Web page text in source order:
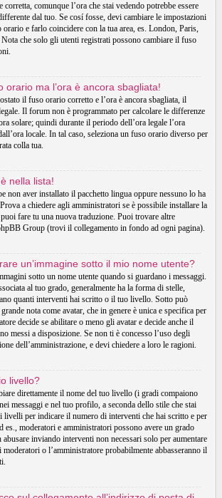
corretta, comunque l’ora che stai vedendo potrebbe essere
dal tuo. Se cosí fosse, devi cambiare le impostazioni
e farlo coincidere con la tua area, es. London, Paris,
che solo gli utenti registrati possono cambiare il fuso
orario ma l’ora è ancora sbagliata!
il fuso orario corretto e l’ora è ancora sbagliata, il
Il forum non è programmato per calcolare le differenze
solare; quindi durante il periodo dell’ora legale l’ora
locale. In tal caso, seleziona un fuso orario diverso per
colla tua.
nella lista!
non aver installato il pacchetto lingua oppure nessuno lo ha
a chiedere agli amministratori se è possibile installare la
fare tu una nuova traduzione. Puoi trovare altre
Group (trovi il collegamento in fondo ad ogni pagina).
un’immagine sotto il mio nome utente?
sotto un nome utente quando si guardano i messaggi.
al tuo grado, generalmente ha la forma di stelle,
quanti interventi hai scritto o il tuo livello. Sotto può
nota come avatar, che in genere è unica e specifica per
decide se abilitare o meno gli avatar e decide anche il
messi a disposizione. Se non ti è concesso l’uso degli
dell’amministrazione, e devi chiedere a loro le ragioni.
livello?
direttamente il nome del tuo livello (i gradi compaiono
messaggi e nel tuo profilo, a seconda dello stile che stai
livelli per indicare il numero di interventi che hai scritto e per
es., moderatori e amministratori possono avere un grado
inviando interventi non necessari solo per aumentare
o l’amministratore probabilmente abbasseranno il